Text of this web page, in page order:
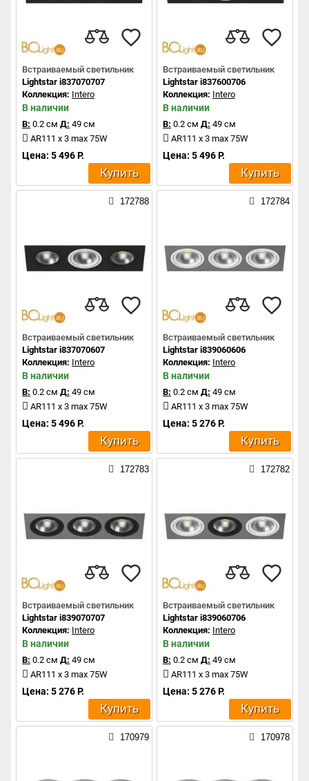
Встраиваемый светильник
Lightstar i837070707
Коллекция: Intero
В наличии
В: 0.2 см Д: 49 см
AR111 x 3 max 75W
Цена: 5 496 Р.
Купить
Встраиваемый светильник
Lightstar i837600706
Коллекция: Intero
В наличии
В: 0.2 см Д: 49 см
AR111 x 3 max 75W
Цена: 5 496 Р.
Купить
172788
Встраиваемый светильник
Lightstar i837070607
Коллекция: Intero
В наличии
В: 0.2 см Д: 49 см
AR111 x 3 max 75W
Цена: 5 496 Р.
Купить
172784
Встраиваемый светильник
Lightstar i839060606
Коллекция: Intero
В наличии
В: 0.2 см Д: 49 см
AR111 x 3 max 75W
Цена: 5 276 Р.
Купить
172783
Встраиваемый светильник
Lightstar i839070707
Коллекция: Intero
В наличии
В: 0.2 см Д: 49 см
AR111 x 3 max 75W
Цена: 5 276 Р.
Купить
172782
Встраиваемый светильник
Lightstar i839060706
Коллекция: Intero
В наличии
В: 0.2 см Д: 49 см
AR111 x 3 max 75W
Цена: 5 276 Р.
Купить
170979 170978